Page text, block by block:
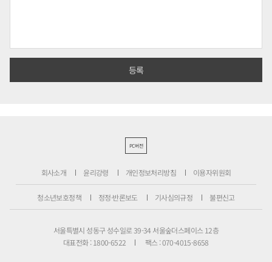
PC버전
회사소개 윤리강령 개인정보처리방침 이용자위원회
청소년보호정책 정정·반론보도 기사심의규정 불편신고
서울특별시 성동구 성수일로 39-34 서울숲더스페이스 12층
대표전화 : 1800-6522
팩스 : 070-4015-8658